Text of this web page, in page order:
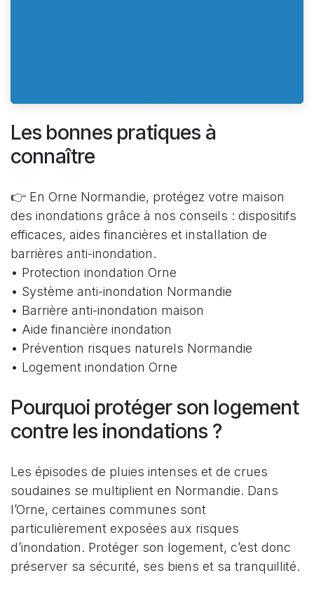
Les bonnes pratiques à
connaître
👉 En Orne Normandie, protégez votre maison
des inondations grâce à nos conseils : dispositifs
efficaces, aides financières et installation de
barrières anti-inondation.
• Protection inondation Orne
• Système anti-inondation Normandie
• Barrière anti-inondation maison
• Aide financière inondation
• Prévention risques naturels Normandie
• Logement inondation Orne
Pourquoi protéger son logement
contre les inondations ?
Les épisodes de pluies intenses et de crues
soudaines se multiplient en Normandie. Dans
l’Orne, certaines communes sont
particulièrement exposées aux risques
d’inondation. Protéger son logement, c’est donc
préserver sa sécurité, ses biens et sa tranquillité.